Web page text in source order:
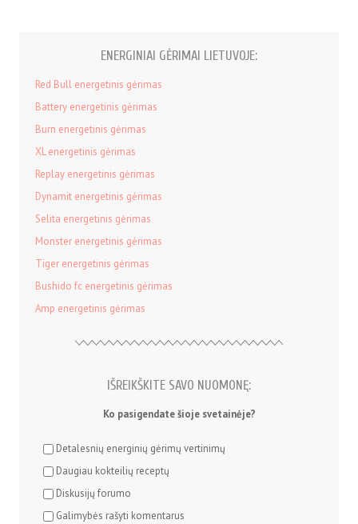
ENERGINIAI GĖRIMAI LIETUVOJE:
Red Bull energetinis gėrimas
Battery energetinis gėrimas
Burn energetinis gėrimas
XL energetinis gėrimas
Replay energetinis gėrimas
Dynamit energetinis gėrimas
Selita energetinis gėrimas
Monster energetinis gėrimas
Tiger energetinis gėrimas
Bushido fc energetinis gėrimas
Amp energetinis gėrimas
IŠREIKŠKITE SAVO NUOMONĘ:
Ko pasigendate šioje svetainėje?
Detalesnių energinių gėrimų vertinimų
Daugiau kokteilių receptų
Diskusijų forumo
Galimybės rašyti komentarus